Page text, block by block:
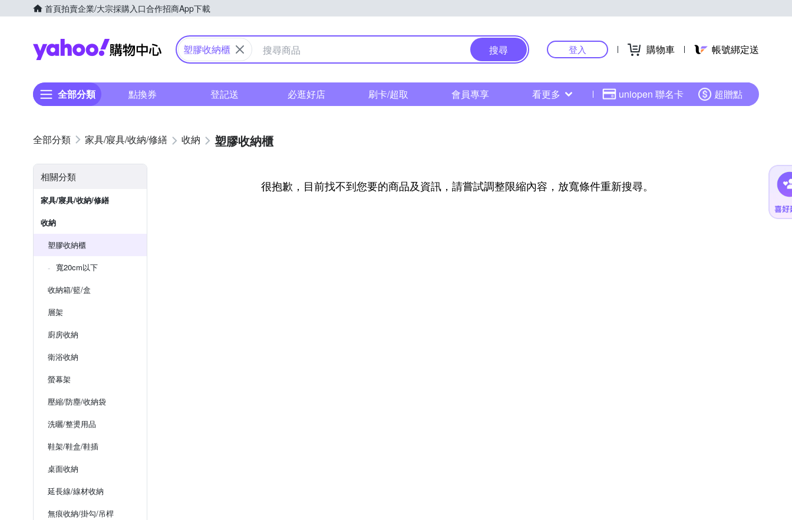
首頁拍賣企業/大宗採購入口合作招商App下載
Yahoo購物中心
塑膠收納櫃 搜尋 登入 購物車 帳號綁定送
全部分類 點換券 登記送 必逛好店 刷卡/超取 會員專享 看更多 uniopen 聯名卡 超贈點
家具/寢具/收納/修繕 收納 塑膠收納櫃
相關分類
家具/寢具/收納/修繕
收納
塑膠收納櫃
寬20cm以下
收納箱/籃/盒
層架
廚房收納
衛浴收納
螢幕架
壓縮/防塵/收納袋
洗曬/整燙用品
鞋架/鞋盒/鞋插
桌面收納
延長線/線材收納
無痕收納/掛勾/吊桿
很抱歉，目前找不到您要的商品及資訊，請嘗試調整限縮內容，放寬條件重新搜尋。